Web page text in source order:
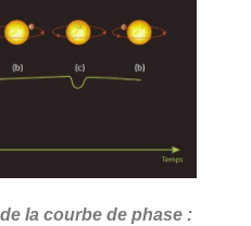
la courbe de phase :